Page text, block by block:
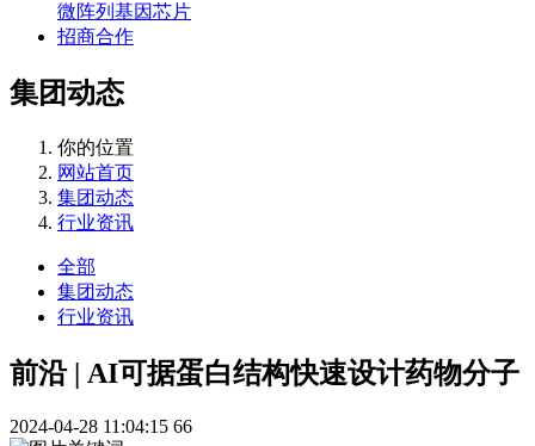
微阵列基因芯片
招商合作
集团动态
你的位置
网站首页
集团动态
行业资讯
全部
集团动态
行业资讯
前沿 | AI可据蛋白结构快速设计药物分子
2024-04-28 11:04:15 66